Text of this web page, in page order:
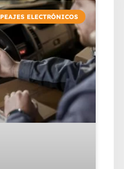
PEAJES ELECTRÓNICOS